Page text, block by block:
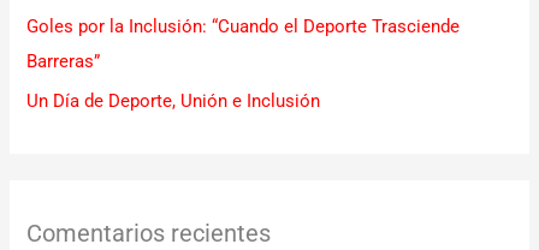
Goles por la Inclusión: “Cuando el Deporte Trasciende
Barreras”
Un Día de Deporte, Unión e Inclusión
Comentarios recientes